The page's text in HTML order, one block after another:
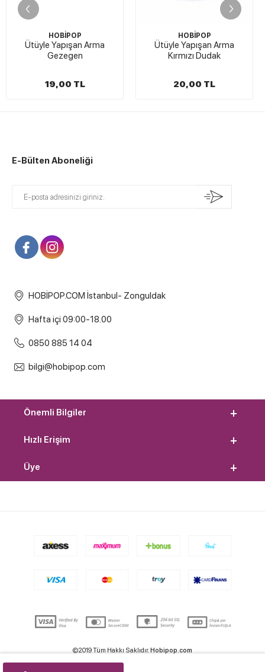
HOBİPOP
Ütüyle Yapışan Arma
Gezegen
19,00 TL
HOBİPOP
Ütüyle Yapışan Arma
Kırmızı Dudak
20,00 TL
E-Bülten Aboneliği
HOBİPOP.COM İstanbul- Zonguldak
Hafta içi 09:00-18.00
0850 885 14 04
bilgi@hobipop.com
Önemli Bilgiler
Hızlı Erişim
Üye
©2019 Tüm Hakkı Saklıdır.Hobipop.com